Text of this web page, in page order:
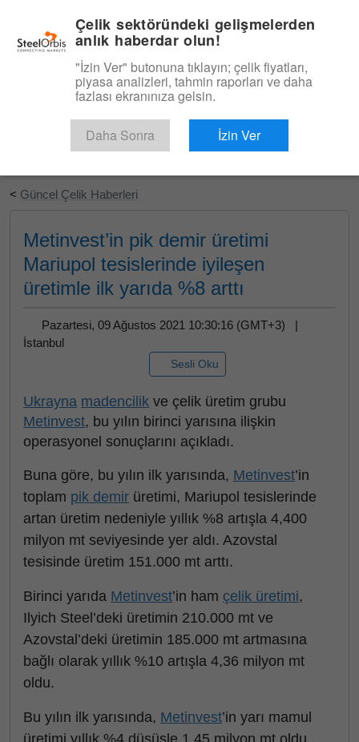
Ücretsiz Deneyin
< Güncel Çelik Haberleri
Metinvest’in pik demir üretimi
Mariupol tesislerinde iyileşen
üretimle ilk yarıda %8 arttı
Pazartesi, 09 Ağustos 2021 10:30:16 (GMT+3) |
İstanbul
Sesli Oku
Ukrayna madencilik ve çelik üretim grubu
Metinvest, bu yılın birinci yarısına ilişkin
operasyonel sonuçlarını açıkladı.
Buna göre, bu yılın ilk yarısında, Metinvest’in
toplam pik demir üretimi, Mariupol tesislerinde
artan üretim nedeniyle yıllık %8 artışla 4,400
milyon mt seviyesinde yer aldı. Azovstal
tesisinde üretim 151.000 mt arttı.
Birinci yarıda Metinvest’in ham çelik üretimi,
Ilyich Steel’deki üretimin 210.000 mt ve
Azovstal’deki üretimin 185.000 mt artmasına
bağlı olarak yıllık %10 artışla 4,36 milyon mt
oldu.
Bu yılın ilk yarısında, Metinvest’in yarı mamul
üretimi yıllık %4 düşüşle 1,45 milyon mt oldu.
Çelik sektöründeki gelişmelerden
anlık haberdar olun!
"İzin Ver" butonuna tıklayın; çelik fiyatları,
piyasa analizleri, tahmin raporları ve daha
fazlası ekranınıza gelsin.
Daha Sonra İzin Ver